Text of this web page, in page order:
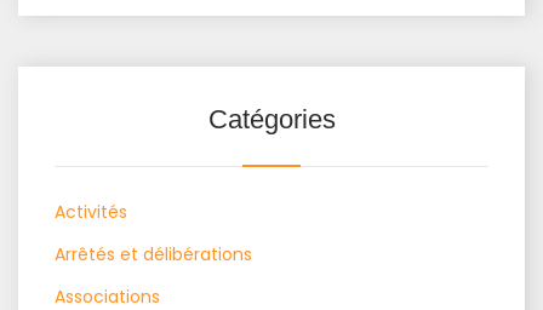
Catégories
Activités
Arrêtés et délibérations
Associations